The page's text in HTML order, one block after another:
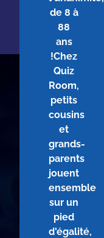
de 8 à
88
ans
!Chez
Quiz
Room,
petits
cousins
et
grands-
parents
jouent
ensemble
sur un
pied
d'égalité,